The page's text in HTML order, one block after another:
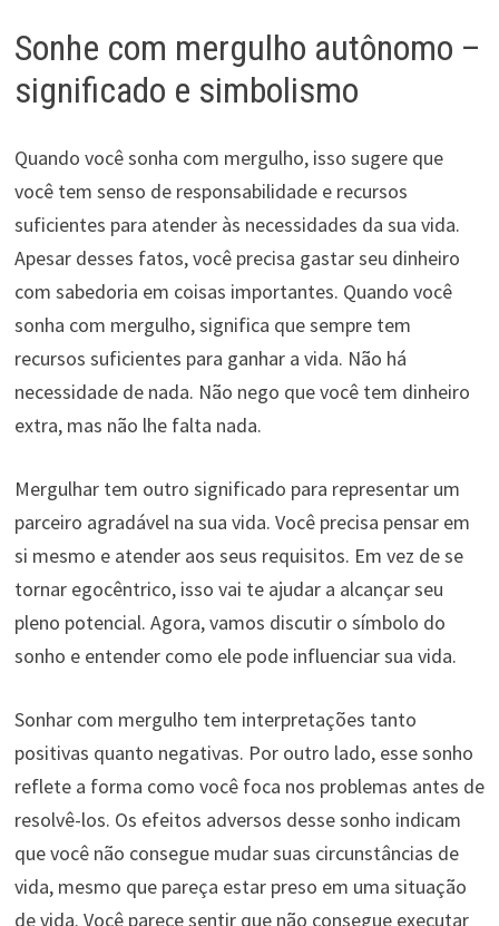
Sonhe com mergulho autônomo –
significado e simbolismo
Quando você sonha com mergulho, isso sugere que
você tem senso de responsabilidade e recursos
suficientes para atender às necessidades da sua vida.
Apesar desses fatos, você precisa gastar seu dinheiro
com sabedoria em coisas importantes. Quando você
sonha com mergulho, significa que sempre tem
recursos suficientes para ganhar a vida. Não há
necessidade de nada. Não nego que você tem dinheiro
extra, mas não lhe falta nada.
Mergulhar tem outro significado para representar um
parceiro agradável na sua vida. Você precisa pensar em
si mesmo e atender aos seus requisitos. Em vez de se
tornar egocêntrico, isso vai te ajudar a alcançar seu
pleno potencial. Agora, vamos discutir o símbolo do
sonho e entender como ele pode influenciar sua vida.
Sonhar com mergulho tem interpretações tanto
positivas quanto negativas. Por outro lado, esse sonho
reflete a forma como você foca nos problemas antes de
resolvê-los. Os efeitos adversos desse sonho indicam
que você não consegue mudar suas circunstâncias de
vida, mesmo que pareça estar preso em uma situação
de vida. Você parece sentir que não consegue executar